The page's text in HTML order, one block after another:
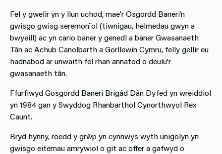
Fel y gwelir yn y llun uchod, mae'r Osgordd Baneri’n
gwisgo gwisg seremonïol (tiwnigau, helmedau gwyn a
bwyeill) ac yn cario baner y genedl a baner Gwasanaeth
Tân ac Achub Canolbarth a Gorllewin Cymru, felly gellir eu
hadnabod ar unwaith fel rhan annatod o deulu'r
gwasanaeth tân.
Ffurfiwyd Gosgordd Baneri Brigâd Dân Dyfed yn wreiddiol
yn 1984 gan y Swyddog Rhanbarthol Cynorthwyol Rex
Caunt.
Bryd hynny, roedd y grŵp yn cynnwys wyth unigolyn yn
gwisgo eitemau amrywiol o git ac offer a gafwyd o